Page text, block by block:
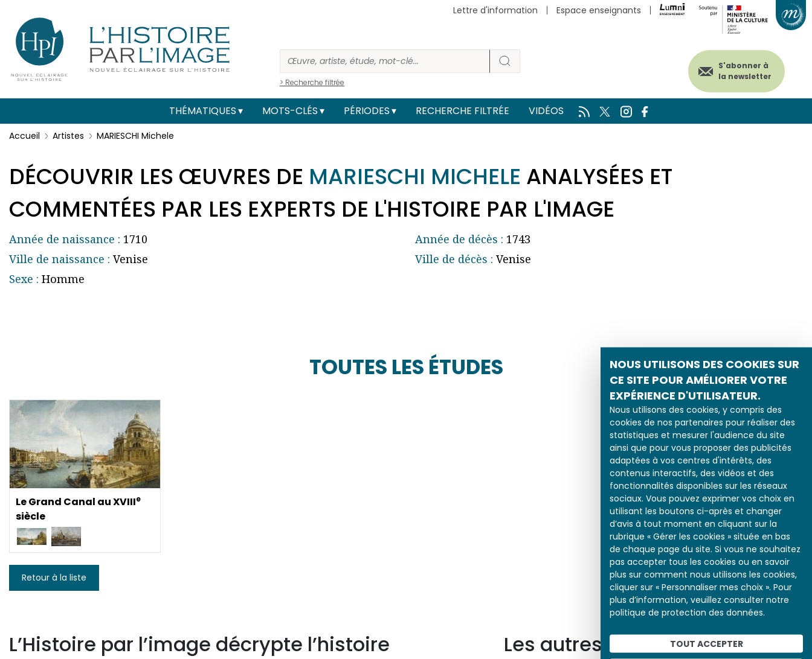
NOUS UTILISONS DES COOKIES SUR
CE SITE POUR AMÉLIORER VOTRE
EXPÉRIENCE D'UTILISATEUR.
Nous utilisons des cookies, y compris des
cookies de nos partenaires pour réaliser des
statistiques et mesurer l'audience du site
ainsi que pour vous proposer des publicités
adaptées à vos centres d'intérêts, des
contenus interactifs, des vidéos et des
fonctionnalités disponibles sur les réseaux
sociaux. Vous pouvez exprimer vos choix en
utilisant les boutons ci-après et changer
d’avis à tout moment en cliquant sur la
rubrique « Gérer les cookies » située en bas
de chaque page du site. Si vous ne souhaitez
pas accepter tous les cookies ou en savoir
plus sur comment nous utilisons les cookies,
cliquer sur « Personnaliser mes choix ». Pour
plus d’information, veuillez consulter notre
politique de protection des données.
TOUT ACCEPTER
> Recherche filtrée
Menu
secondaire
(header)
Lettre d'information Espace enseignants
S'abonner à
la newsletter
Main
navigation
THÉMATIQUES MOTS-CLÉS PÉRIODES RECHERCHE FILTRÉE VIDÉOS
Accueil Artistes MARIESCHI Michele
DÉCOUVRIR LES ŒUVRES DE MARIESCHI MICHELE ANALYSÉES ET
COMMENTÉES PAR LES EXPERTS DE L'HISTOIRE PAR L'IMAGE
Année de naissance : 1710
Ville de naissance : Venise
Sexe : Homme
Année de décès : 1743
Ville de décès : Venise
TOUTES LES ÉTUDES
Le Grand Canal au XVIIIe
siècle
Retour à la liste
L’Histoire par l’image décrypte l’histoire Les autres ressources